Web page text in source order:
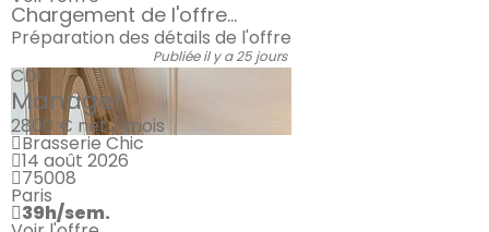
Chargement de l'offre...
Préparation des détails de l'offre
Publiée il y a 25 jours
CDI
Manager
2800 € net / mois
Brasserie Chic
14 août 2026
75008
Paris
39h/sem.